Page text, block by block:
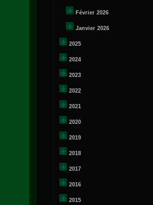
Février 2026
Janvier 2026
2025
2024
2023
2022
2021
2020
2019
2018
2017
2016
2015